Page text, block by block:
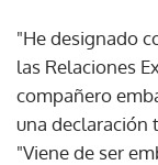
"He designado
las Relaciones
compañero
una declaración
"Viene de ser